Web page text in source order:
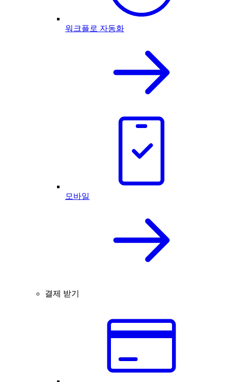
워크플로 자동화
모바일
결제 받기